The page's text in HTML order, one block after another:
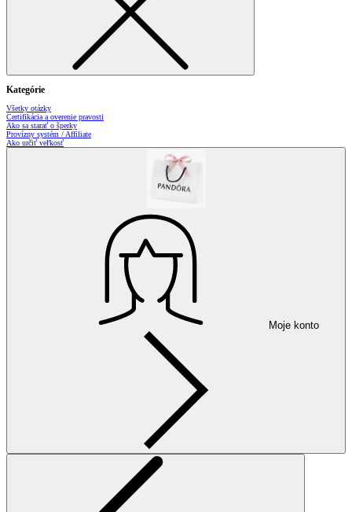
Kategórie
Všetky otázky
Certifikácia a overenie pravosti
Ako sa starať o šperky
Provízny systém / Affiliate
Ako určiť veľkosť
Moje konto